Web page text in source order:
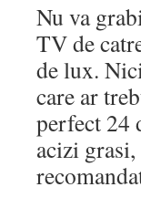
Nu va
TV de
de lux.
care ar
perfect 24
acizi